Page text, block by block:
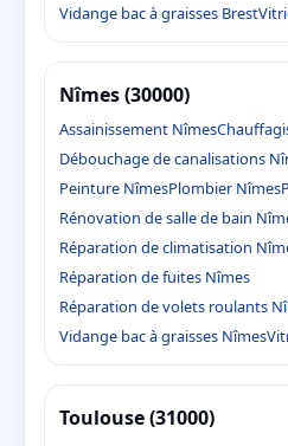
Vidange bac à graisses Brest
Nîmes (30000)
Assainissement Nîmes
Débouchage de canalisations
Peinture NîmesPlombier Nîmes
Rénovation de salle de bain
Réparation de climatisation
Réparation de fuites Nîmes
Réparation de volets roulants
Vidange bac à graisses Nîmes
Toulouse (31000)